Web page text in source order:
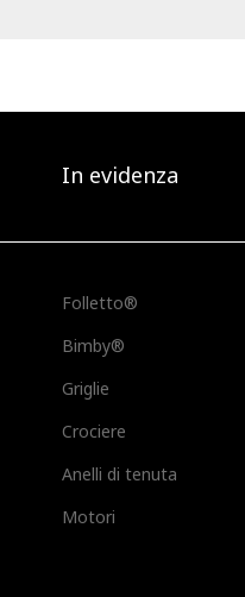
In evidenza
Folletto®
Bimby®
Griglie
Crociere
Anelli di tenuta
Motori